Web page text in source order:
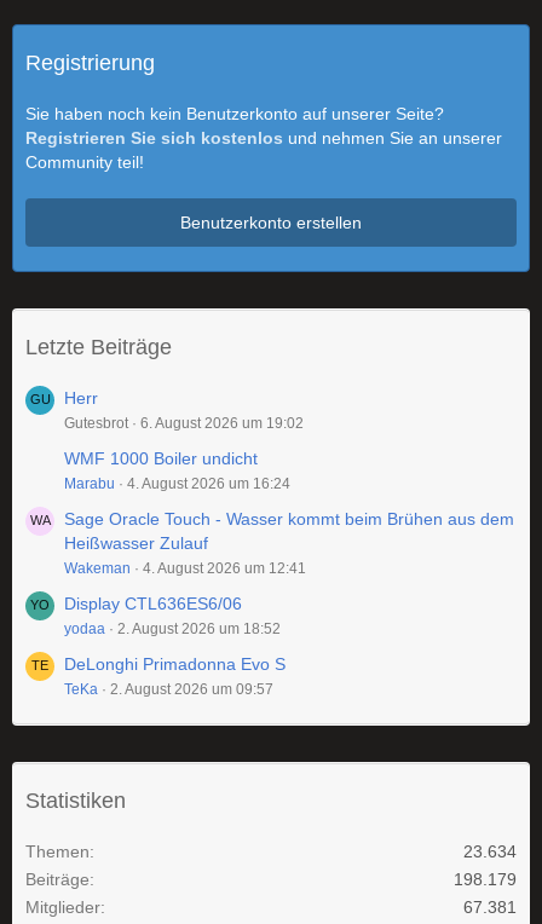
Registrierung
Sie haben noch kein Benutzerkonto auf unserer Seite?
Registrieren Sie sich kostenlos und nehmen Sie an unserer
Community teil!
Benutzerkonto erstellen
Letzte Beiträge
Herr
Gutesbrot 6. August 2026 um 19:02
WMF 1000 Boiler undicht
Marabu 4. August 2026 um 16:24
Sage Oracle Touch - Wasser kommt beim Brühen aus dem
Heißwasser Zulauf
Wakeman 4. August 2026 um 12:41
Display CTL636ES6/06
yodaa 2. August 2026 um 18:52
DeLonghi Primadonna Evo S
TeKa 2. August 2026 um 09:57
Statistiken
Themen
23.634
Beiträge
198.179
Mitglieder
67.381